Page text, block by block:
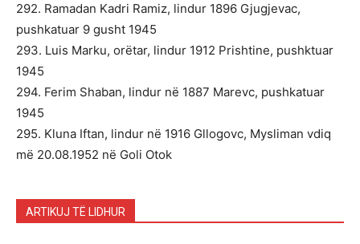
292. Ramadan Kadri Ramiz, lindur 1896 Gjugjevac,
pushkatuar 9 gusht 1945
293. Luis Marku, orëtar, lindur 1912 Prishtine, pushktuar
1945
294. Ferim Shaban, lindur në 1887 Marevc, pushkatuar
1945
295. Kluna Iftan, lindur në 1916 Gllogovc, Mysliman vdiq
më 20.08.1952 në Goli Otok
ARTIKUJ TË LIDHUR